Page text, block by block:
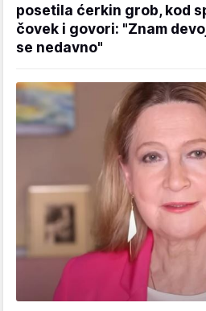
posetila ćerkin grob, kod
čovek i govori: "Znam
se nedavno"